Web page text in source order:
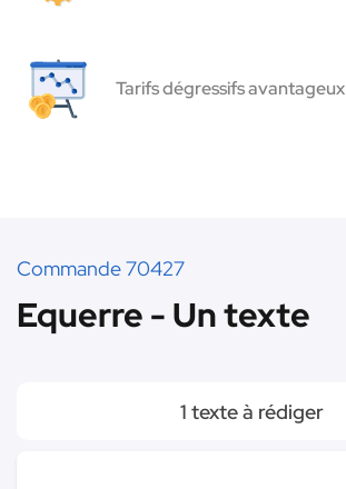
Tarifs dégressifs avantageux
Commande 70427
Equerre - Un texte
1 texte à rédiger